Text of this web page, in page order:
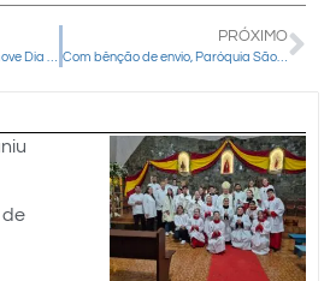
PRÓXIMO
Com bênção de envio, Paróquia São Miguel Arcanjo abre inscrições para o seu primeiro Retiro Homens de Fé
de